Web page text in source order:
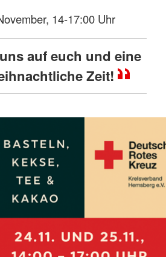
14-17:00 Uhr
auf euch und eine
Zeit!